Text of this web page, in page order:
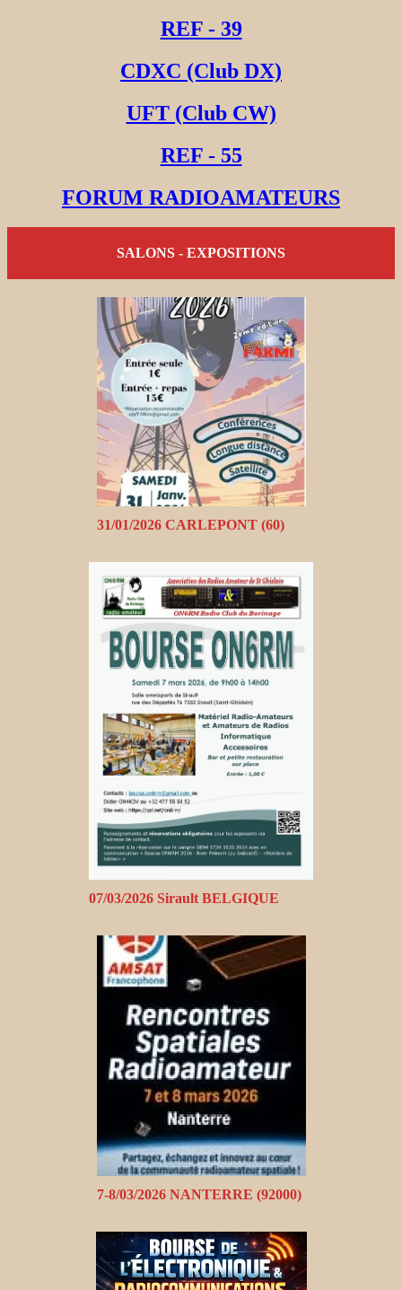
REF - 39
CDXC (Club DX)
UFT (Club CW)
REF - 55
FORUM RADIOAMATEURS
SALONS - EXPOSITIONS
31/01/2026 CARLEPONT (60)
07/03/2026 Sirault BELGIQUE
7-8/03/2026 NANTERRE (92000)